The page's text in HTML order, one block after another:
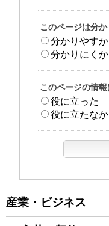
産業・ビジネス
このページは分
分かりやす
分かりにく
このページの情
役に立った
役に立たな